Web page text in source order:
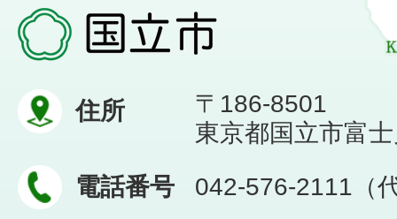
住所
〒186-8501
東京都国立市富
電話番号
042-576-2111（